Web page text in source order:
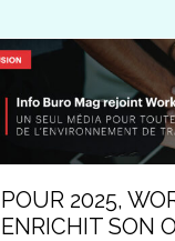
POUR 2025,
ENRICHIT SON